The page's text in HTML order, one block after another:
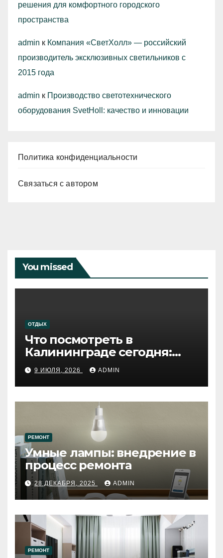
решения для комфортного городского
пространства
admin к Компания «СветХолл» — российский
производитель эксклюзивных светильников с
2015 года
admin к Производство светотехнического
оборудования SvetHoll: качество и инновации
Политика конфиденциальности
Связаться с автором
You missed
ОТДЫХ
Что посмотреть в
Калининграде сегодня:
путеводитель по самому
западному городу России
9 ИЮЛЯ, 2026 ADMIN
РЕМОНТ
Умные лампы: внедрение в
процесс ремонта
28 ДЕКАБРЯ, 2025 ADMIN
РЕМОНТ